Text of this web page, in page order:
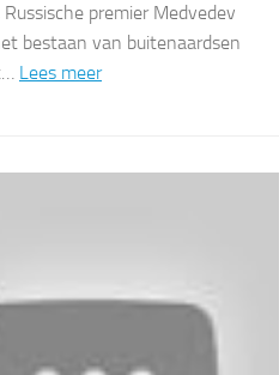
premier Medvedev
bestaan van buitenaardsen
Lees meer